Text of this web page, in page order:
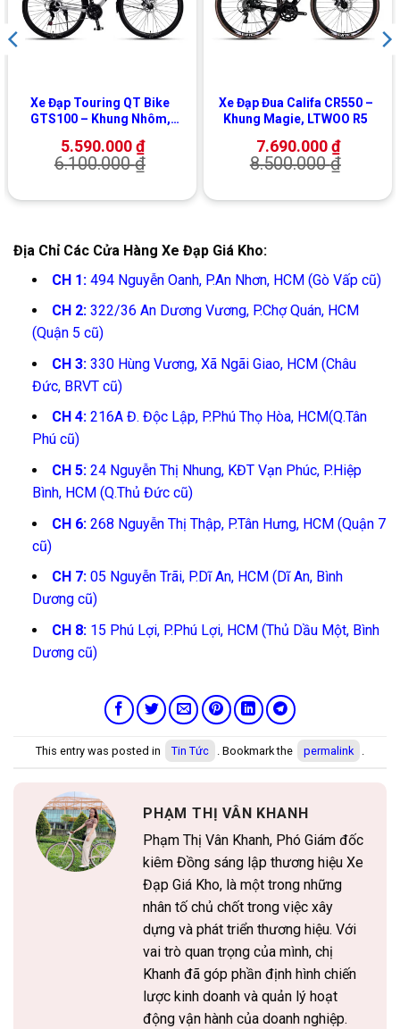
Xe Đạp Touring QT Bike
GTS100 – Khung Nhôm,
5.590.000₫
6.100.000₫
Xe Đạp Đua Califa CR550 –
Khung Magie, LTWOO R5
7.690.000₫
8.500.000₫
Địa Chỉ Các Cửa Hàng Xe Đạp Giá Kho:
CH 1:494 Nguyễn Oanh, P.An Nhơn, HCM (Gò Vấp cũ)
CH 2:322/36 An Dương Vương, P.Chợ Quán, HCM
(Quận 5 cũ)
CH 3:330 Hùng Vương, Xã Ngãi Giao, HCM (Châu
Đức, BRVT cũ)
CH 4:216A Đ. Độc Lập, P.Phú Thọ Hòa, HCM(Q.Tân
Phú cũ)
CH 5:24 Nguyễn Thị Nhung, KĐT Vạn Phúc, P.Hiệp
Bình, HCM (Q.Thủ Đức cũ)
CH 6:268 Nguyễn Thị Thập, P.Tân Hưng, HCM (Quận 7
cũ)
CH 7:05 Nguyễn Trãi, P.Dĩ An, HCM (Dĩ An, Bình
Dương cũ)
CH 8: 15 Phú Lợi, P.Phú Lợi, HCM (Thủ Dầu Một, Bình
Dương cũ)
This entry was posted in Tin Tức . Bookmark the permalink .
PHẠM THỊ VÂN KHANH
Phạm Thị Vân Khanh, Phó Giám đốc
kiêm Đồng sáng lập thương hiệu Xe
Đạp Giá Kho, là một trong những
nhân tố chủ chốt trong việc xây
dựng và phát triển thương hiệu. Với
vai trò quan trọng của mình, chị
Khanh đã góp phần định hình chiến
lược kinh doanh và quản lý hoạt
động vận hành của doanh nghiệp.